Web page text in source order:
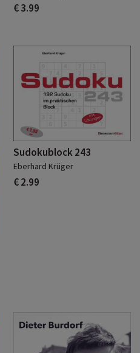
€ 3.99
Sudokublock 243
Eberhard Krüger
€ 2.99